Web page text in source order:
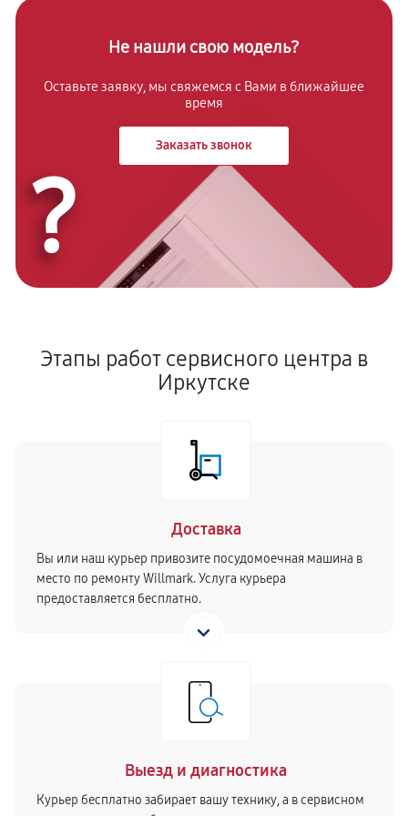
1910 руб 60 минут
Замена замка
60 минут
Замена шнура питания
1200 руб 60 минут
Ремонт платы управления (восстановление)
Замена панели управления
60 минут
Замена блока управления
2400 руб 60 минут
Замена расходомера
1860 руб 60 минут
Не нашли свою модель?
Оставьте заявку, мы свяжемся с Вами в ближайшее
время
Заказать звонок
?
Этапы работ сервисного центра в
Иркутске
Доставка
Вы или наш курьер привозите посудомоечная машина в
место по ремонту Willmark. Услуга курьера
предоставляется бесплатно.
Выезд и диагностика
Курьер бесплатно забирает вашу технику, а в сервисном